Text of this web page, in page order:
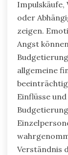
Impulskäufe,
oder
zeigen.
Angst
allgemeine
Einflüsse
Verständnis